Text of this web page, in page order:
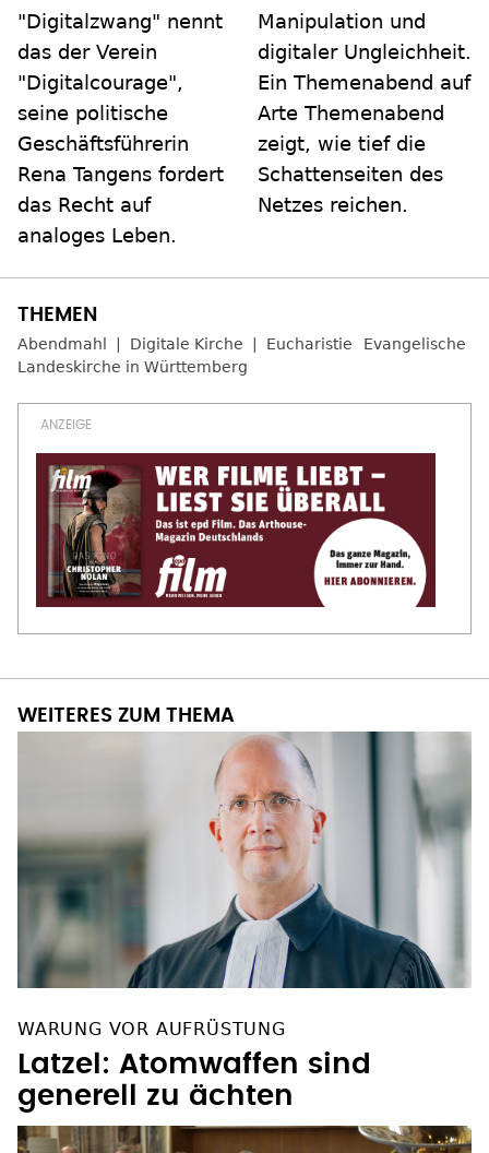
"Digitalzwang" nennt
das der Verein
"Digitalcourage",
seine politische
Geschäftsführerin
Rena Tangens fordert
das Recht auf
analoges Leben.
Manipulation und
digitaler Ungleichheit.
Ein Themenabend auf
Arte Themenabend
zeigt, wie tief die
Schattenseiten des
Netzes reichen.
Abendmahl Digitale Kirche Eucharistie
Evangelische
Landeskirche in Württemberg
WEITERES ZUM THEMA
WARUNG VOR AUFRÜSTUNG
Latzel: Atomwaffen sind
generell zu ächten